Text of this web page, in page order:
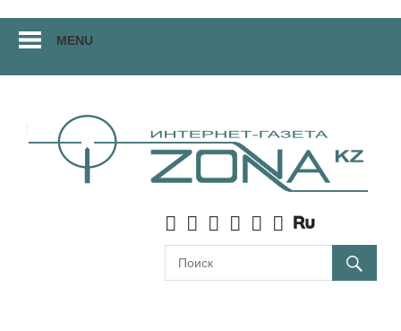
Перейти
материалам
MENU